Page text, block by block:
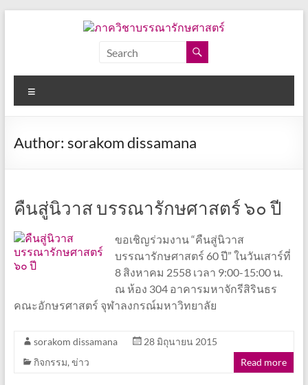
วิชา
บรรณารักษศาสตร์
อักษร
Author: sorakom dissamana
คืนสู่นิวาส บรรณารักษศาสตร์ ๖๐ ปี
ขอเชิญร่วมงาน “คืนสู่นิวาส
บรรณารักษศาสตร์ 60 ปี” ในวันเสาร์ที่
8 สิงหาคม 2558 เวลา 9:00-15:00 น.
ณ ห้อง 304 อาคารมหาจักรีสิรินธร
คณะอักษรศาสตร์ จุฬาลงกรณ์มหาวิทยาลัย
sorakom dissamana
28 มิถุนายน 2015
กิจกรรม, ข่าว Read more